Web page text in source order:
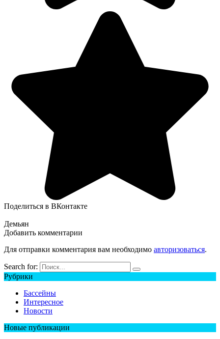
Поделиться в ВКонтакте
Демьян
Добавить комментарии
Для отправки комментария вам необходимо авторизоваться.
Search for:
Рубрики
Бассейны
Интересное
Новости
Новые публикации